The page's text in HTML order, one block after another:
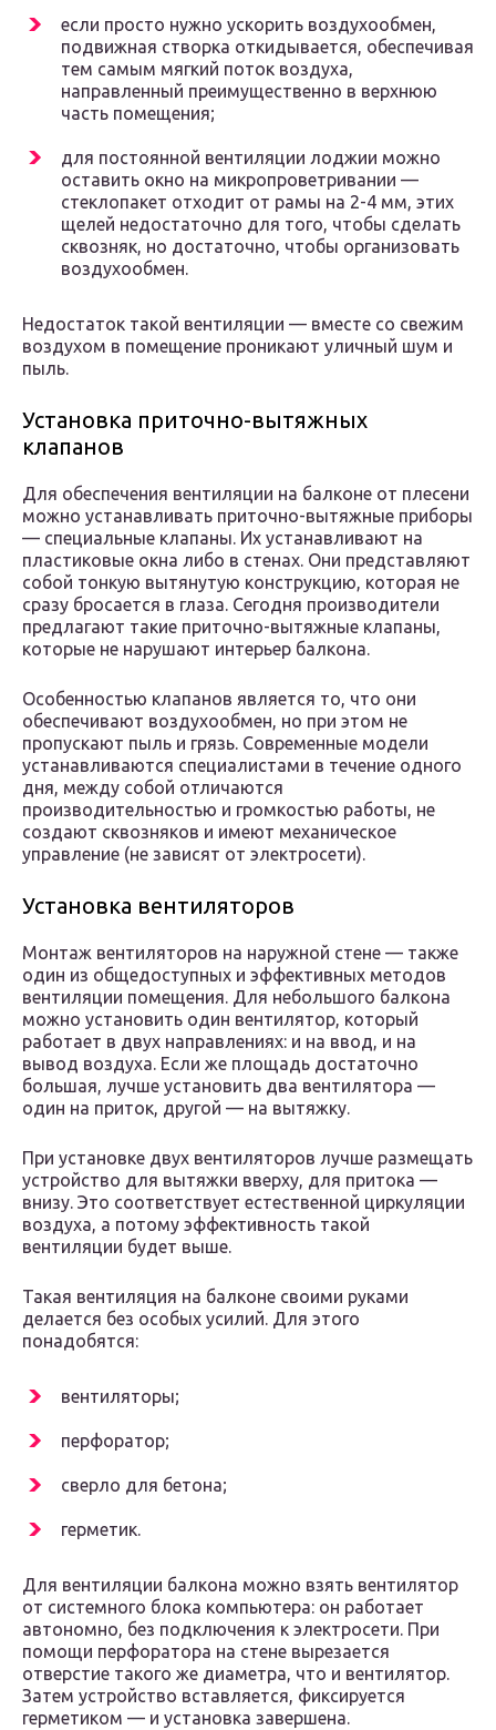
если просто нужно ускорить воздухообмен,
подвижная створка откидывается, обеспечивая
тем самым мягкий поток воздуха,
направленный преимущественно в верхнюю
часть помещения;
для постоянной вентиляции лоджии можно
оставить окно на микропроветривании —
стеклопакет отходит от рамы на 2-4 мм, этих
щелей недостаточно для того, чтобы сделать
сквозняк, но достаточно, чтобы организовать
воздухообмен.
Недостаток такой вентиляции — вместе со свежим
воздухом в помещение проникают уличный шум и
пыль.
Установка приточно-вытяжных
клапанов
Для обеспечения вентиляции на балконе от плесени
можно устанавливать приточно-вытяжные приборы
— специальные клапаны. Их устанавливают на
пластиковые окна либо в стенах. Они представляют
собой тонкую вытянутую конструкцию, которая не
сразу бросается в глаза. Сегодня производители
предлагают такие приточно-вытяжные клапаны,
которые не нарушают интерьер балкона.
Особенностью клапанов является то, что они
обеспечивают воздухообмен, но при этом не
пропускают пыль и грязь. Современные модели
устанавливаются специалистами в течение одного
дня, между собой отличаются
производительностью и громкостью работы, не
создают сквозняков и имеют механическое
управление (не зависят от электросети).
Установка вентиляторов
Монтаж вентиляторов на наружной стене — также
один из общедоступных и эффективных методов
вентиляции помещения. Для небольшого балкона
можно установить один вентилятор, который
работает в двух направлениях: и на ввод, и на
вывод воздуха. Если же площадь достаточно
большая, лучше установить два вентилятора —
один на приток, другой — на вытяжку.
При установке двух вентиляторов лучше размещать
устройство для вытяжки вверху, для притока —
внизу. Это соответствует естественной циркуляции
воздуха, а потому эффективность такой
вентиляции будет выше.
Такая вентиляция на балконе своими руками
делается без особых усилий. Для этого
понадобятся:
вентиляторы;
перфоратор;
сверло для бетона;
герметик.
Для вентиляции балкона можно взять вентилятор
от системного блока компьютера: он работает
автономно, без подключения к электросети. При
помощи перфоратора на стене вырезается
отверстие такого же диаметра, что и вентилятор.
Затем устройство вставляется, фиксируется
герметиком — и установка завершена.